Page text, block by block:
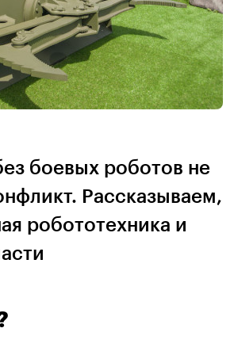
боевых роботов не
Рассказываем,
робототехника и